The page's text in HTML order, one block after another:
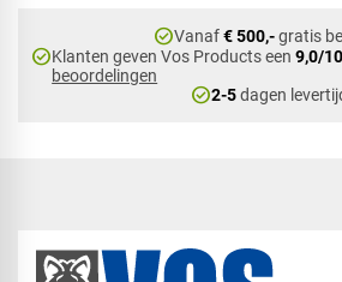
check_circleVanaf€ 500,-gratis
check_circleKlanten geven Vos Products een9,0/10
beoordelingen
check_circle2-5dagen